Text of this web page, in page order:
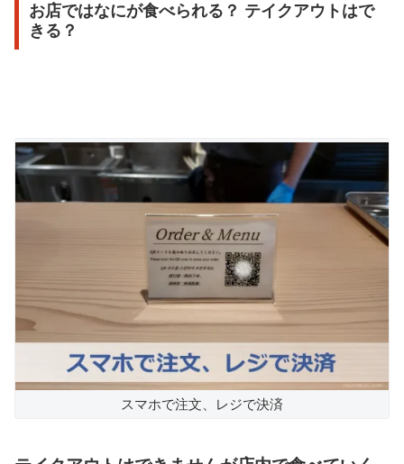
お店ではなにが食べられる？ テイクアウトはで
きる？
スマホで注文、レジで決済